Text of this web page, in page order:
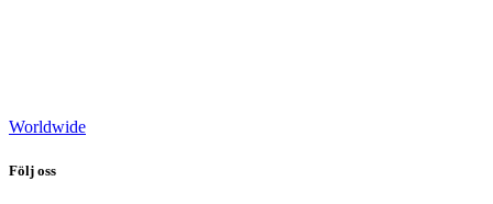
Worldwide
Följ oss